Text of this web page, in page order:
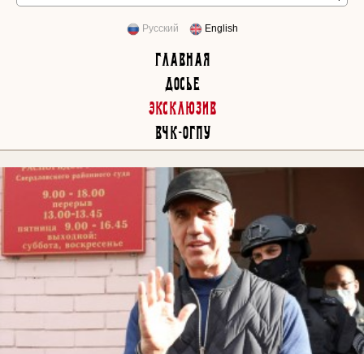
Русский English
Главная
Досье
Эксклюзив
ВЧК-ОГПУ